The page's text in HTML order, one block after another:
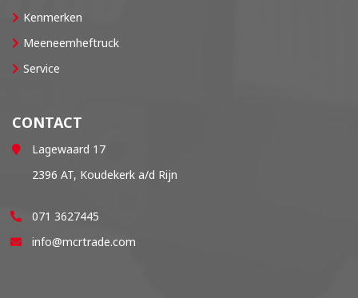
Kenmerken
Meeneemheftruck
Service
CONTACT
Lagewaard 17
2396 AT, Koudekerk a/d Rijn
071 3627445
info@mcrtrade.com